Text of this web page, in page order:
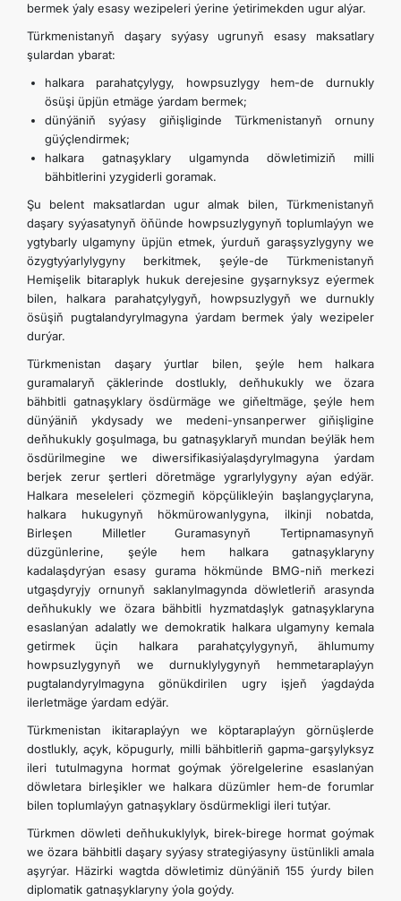
bermek ýaly esasy wezipeleri ýerine ýetirimekden ugur alýar.
Türkmenistanyň daşary syýasy ugrunyň esasy maksatlary
şulardan ybarat:
halkara parahatçylygy, howpsuzlygy hem-de durnukly
ösüşi üpjün etmäge ýardam bermek;
dünýäniň syýasy giňişliginde Türkmenistanyň ornuny
güýçlendirmek;
halkara gatnaşyklary ulgamynda döwletimiziň milli
bähbitlerini yzygiderli goramak.
Şu belent maksatlardan ugur almak bilen, Türkmenistanyň
daşary syýasatynyň öňünde howpsuzlygynyň toplumlaýyn we
ygtybarly ulgamyny üpjün etmek, ýurduň garaşsyzlygyny we
özygtyýarlylygyny berkitmek, şeýle-de Türkmenistanyň
Hemişelik bitaraplyk hukuk derejesine gyşarnyksyz eýermek
bilen, halkara parahatçylygyň, howpsuzlygyň we durnukly
ösüşiň pugtalandyrylmagyna ýardam bermek ýaly wezipeler
durýar.
Türkmenistan daşary ýurtlar bilen, şeýle hem halkara
guramalaryň çäklerinde dostlukly, deňhukukly we özara
bähbitli gatnaşyklary ösdürmäge we giňeltmäge, şeýle hem
dünýäniň ykdysady we medeni-ynsanperwer giňişligine
deňhukukly goşulmaga, bu gatnaşyklaryň mundan beýläk hem
ösdürilmegine we diwersifikasiýalaşdyrylmagyna ýardam
berjek zerur şertleri döretmäge ygrarlylygyny aýan edýär.
Halkara meseleleri çözmegiň köpçülikleýin başlangyçlaryna,
halkara hukugynyň hökmürowanlygyna, ilkinji nobatda,
Birleşen Milletler Guramasynyň Tertipnamasynyň
düzgünlerine, şeýle hem halkara gatnaşyklaryny
kadalaşdyrýan esasy gurama hökmünde BMG-niň merkezi
utgaşdyryjy ornunyň saklanylmagynda döwletleriň arasynda
deňhukukly we özara bähbitli hyzmatdaşlyk gatnaşyklaryna
esaslanýan adalatly we demokratik halkara ulgamyny kemala
getirmek üçin halkara parahatçylygynyň, ählumumy
howpsuzlygynyň we durnuklylygynyň hemmetaraplaýyn
pugtalandyrylmagyna gönükdirilen ugry işjeň ýagdaýda
ilerletmäge ýardam edýär.
Türkmenistan ikitaraplaýyn we köptaraplaýyn görnüşlerde
dostlukly, açyk, köpugurly, milli bähbitleriň gapma-garşylyksyz
ileri tutulmagyna hormat goýmak ýörelgelerine esaslanýan
döwletara birleşikler we halkara düzümler hem-de forumlar
bilen toplumlaýyn gatnaşyklary ösdürmekligi ileri tutýar.
Türkmen döwleti deňhukuklylyk, birek-birege hormat goýmak
we özara bähbitli daşary syýasy strategiýasyny üstünlikli amala
aşyrýar. Häzirki wagtda döwletimiz dünýäniň 155 ýurdy bilen
diplomatik gatnaşyklaryny ýola goýdy.